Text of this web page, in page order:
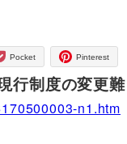
Pocket Pinterest
制度の変更難
n1.htm